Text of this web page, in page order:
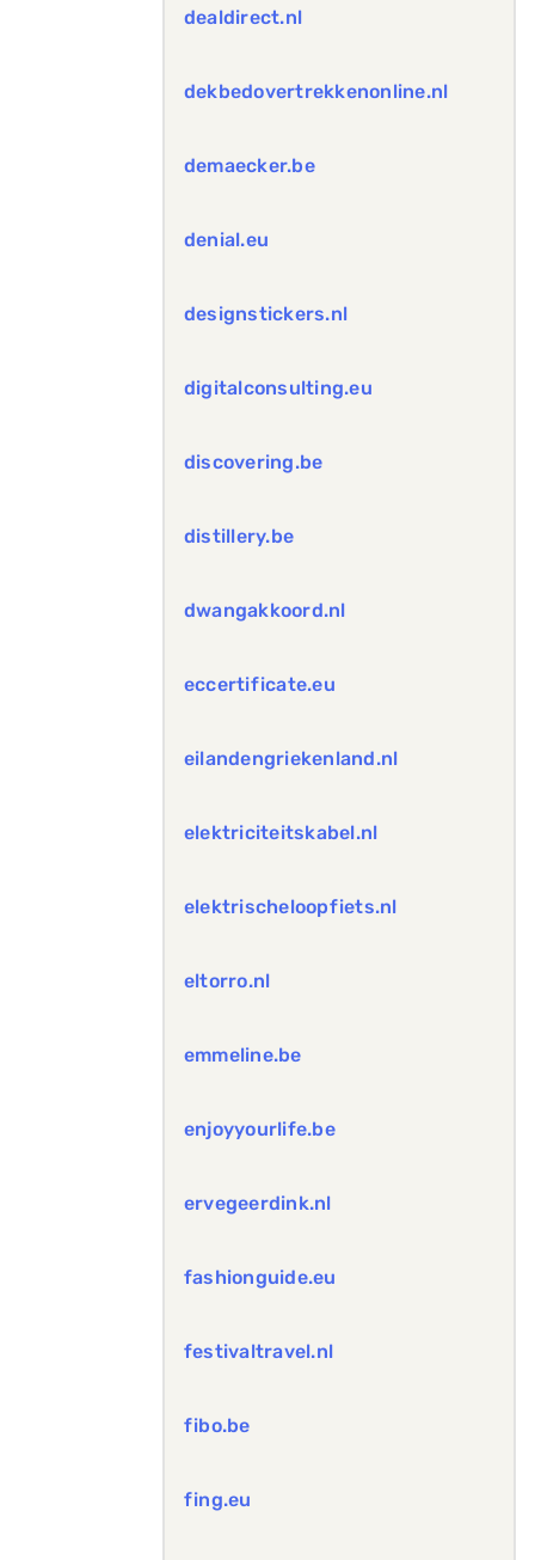
dealdirect.nl
dekbedovertrekkenonline.nl
demaecker.be
denial.eu
designstickers.nl
digitalconsulting.eu
discovering.be
distillery.be
dwangakkoord.nl
eccertificate.eu
eilandengriekenland.nl
elektriciteitskabel.nl
elektrischeloopfiets.nl
eltorro.nl
emmeline.be
enjoyyourlife.be
ervegeerdink.nl
fashionguide.eu
festivaltravel.nl
fibo.be
fing.eu